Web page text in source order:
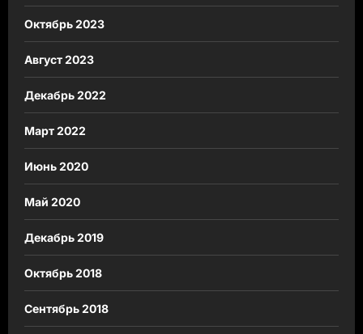
Октябрь 2023
Август 2023
Декабрь 2022
Март 2022
Июнь 2020
Май 2020
Декабрь 2019
Октябрь 2018
Сентябрь 2018